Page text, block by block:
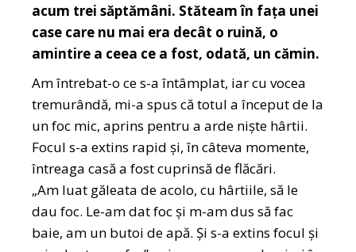
acum trei săptămâni. Stăteam în fața unei
case care nu mai era decât o ruină, o
amintire a ceea ce a fost, odată, un cămin.
Am întrebat-o ce s-a întâmplat, iar cu vocea
tremurândă, mi-a spus că totul a început de la
un foc mic, aprins pentru a arde niște hârtii.
Focul s-a extins rapid și, în câteva momente,
întreaga casă a fost cuprinsă de flăcări.
„Am luat găleata de acolo, cu hârtiile, să le
dau foc. Le-am dat foc și m-am dus să fac
baie, am un butoi de apă. Și s-a extins focul și